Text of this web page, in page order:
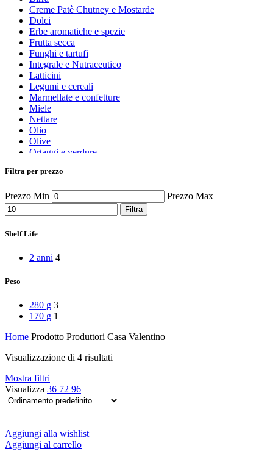
Creme Patè Chutney e Mostarde
Dolci
Erbe aromatiche e spezie
Frutta secca
Funghi e tartufi
Integrale e Nutraceutico
Latticini
Legumi e cereali
Marmellate e confetture
Miele
Nettare
Olio
Olive
Ortaggi e verdure
Peperoncino
Prodotti da forno
Rafano
Semi
Sott’oli e conserve
Sughi pronti e passate
Vari
Filtra per prezzo
Prezzo Min Prezzo Max
Filtra
Shelf Life
2 anni 4
Peso
280 g 3
170 g 1
Home Prodotto Produttori Casa Valentino
Visualizzazione di 4 risultati
Mostra filtri
Visualizza 36 72 96
Aggiungi alla wishlist
Aggiungi al carrello